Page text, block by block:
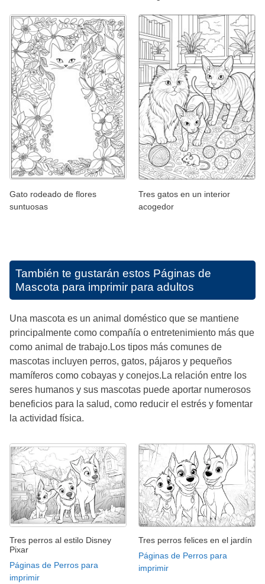
Gato rodeado de flores
suntuosas
Tres gatos en un interior
acogedor
También te gustarán estos Páginas de
Mascota para imprimir para adultos
Una mascota es un animal doméstico que se mantiene
principalmente como compañía o entretenimiento más que
como animal de trabajo.Los tipos más comunes de
mascotas incluyen perros, gatos, pájaros y pequeños
mamíferos como cobayas y conejos.La relación entre los
seres humanos y sus mascotas puede aportar numerosos
beneficios para la salud, como reducir el estrés y fomentar
la actividad física.
Tres perros al estilo Disney
Pixar
Páginas de Perros para
imprimir
Tres perros felices en el jardín
Páginas de Perros para
imprimir